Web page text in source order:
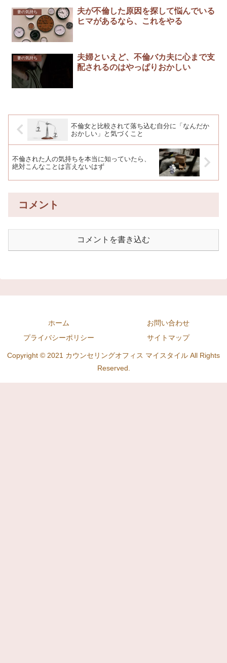
妻の気持ち
夫が不倫した原因を探して悩んでいる
ヒマがあるなら、これをやる
妻の気持ち
夫婦といえど、不倫バカ夫に心まで支
配されるのはやっぱりおかしい
不倫女と比較されて落ち込む自分に「なんだか
おかしい」と気づくこと
不倫された人の気持ちを本当に知っていたら、
絶対こんなことは言えないはず
コメント
コメントを書き込む
ホーム
お問い合わせ
プライバシーポリシー
サイトマップ
Copyright © 2021 カウンセリングオフィス マイスタイル All Rights
Reserved.